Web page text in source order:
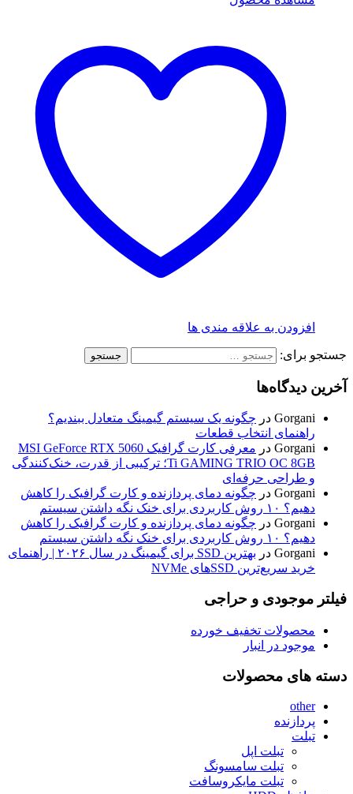
افزودن به علاقه مندی ها
جستجو برای:
آخرین دیدگاه‌ها
Gorgani در چگونه یک سیستم گیمینگ متعادل ببندیم؟
راهنمای انتخاب قطعات
Gorgani در
معرفی کارت گرافیک MSI GeForce RTX 5060
Ti GAMING TRIO OC 8GB؛ ترکیبی از قدرت، خنک‌کنندگی
و طراحی حرفه‌ای
Gorgani در چگونه دمای پردازنده و کارت گرافیک را کاهش
دهیم؟ ۱۰ روش کاربردی برای خنک نگه داشتن سیستم
Gorgani در چگونه دمای پردازنده و کارت گرافیک را کاهش
دهیم؟ ۱۰ روش کاربردی برای خنک نگه داشتن سیستم
Gorgani در
بهترین SSD برای گیمینگ در سال ۲۰۲۶ | راهنمای
خرید سریع‌ترین SSDهای NVMe
فیلتر موجودی و حراجی
محصولات تخفیف خورده
موجود در انبار
دسته های محصولات
other
پردازنده
تبلت
تبلت اپل
تبلت سامسونگ
تبلت مایکروسافت